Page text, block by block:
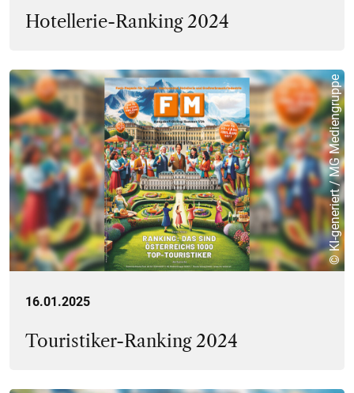
Hotellerie-Ranking 2024
© KI-generiert / MG Mediengruppe
16.01.2025
Touristiker-Ranking 2024